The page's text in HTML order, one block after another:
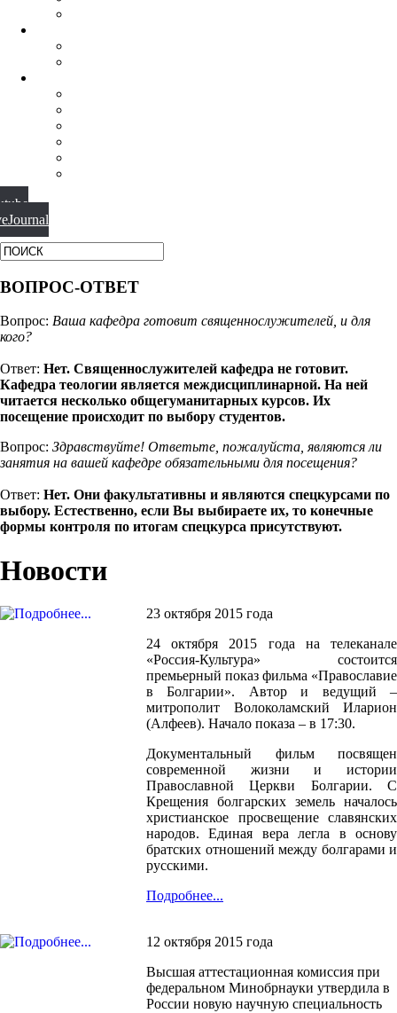
ВОПРОС-ОТВЕТ
Вопрос: Ваша кафедра готовит священнослужителей, и для
кого?
Ответ: Нет. Священнослужителей кафедра не готовит.
Кафедра теологии является междисциплинарной. На ней
читается несколько общегуманитарных курсов. Их
посещение происходит по выбору студентов.
Вопрос: Здравствуйте! Ответьте, пожалуйста, являются ли
занятия на вашей кафедре обязательными для посещения?
Ответ: Нет. Они факультативны и являются спецкурсами по
выбору. Естественно, если Вы выбираете их, то конечные
формы контроля по итогам спецкурса присутствуют.
Новости
23 октября 2015 года
24 октября 2015 года на телеканале
«Россия-Культура» состоится
премьерный показ фильма «Православие
в Болгарии». Автор и ведущий –
митрополит Волоколамский Иларион
(Алфеев). Начало показа – в 17:30.
Документальный фильм посвящен
современной жизни и истории
Православной Церкви Болгарии. С
Крещения болгарских земель началось
христианское просвещение славянских
народов. Единая вера легла в основу
братских отношений между болгарами и
русскими.
Подробнее...
12 октября 2015 года
Высшая аттестационная комиссия при
федеральном Минобрнауки утвердила в
России новую научную специальность